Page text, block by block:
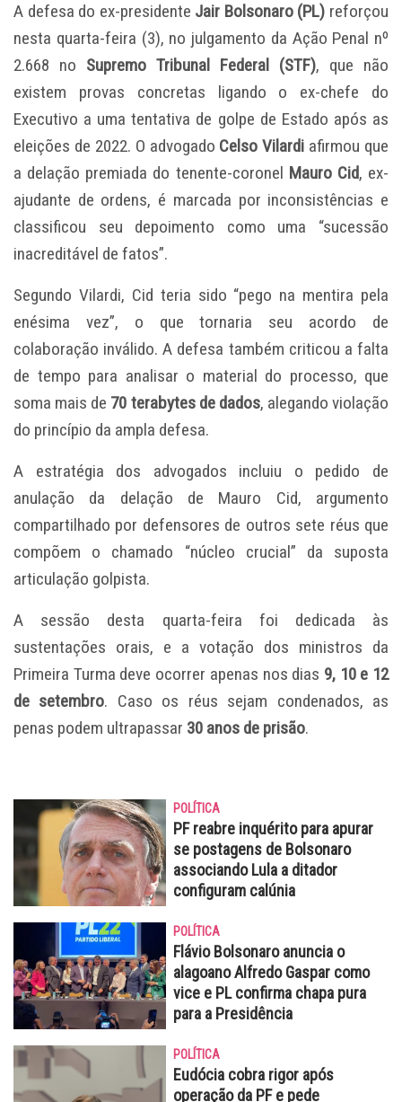
A defesa do ex-presidente Jair Bolsonaro (PL) reforçou
nesta quarta-feira (3), no julgamento da Ação Penal nº
2.668 no Supremo Tribunal Federal (STF), que não
existem provas concretas ligando o ex-chefe do
Executivo a uma tentativa de golpe de Estado após as
eleições de 2022. O advogado Celso Vilardi afirmou que
a delação premiada do tenente-coronel Mauro Cid, ex-
ajudante de ordens, é marcada por inconsistências e
classificou seu depoimento como uma “sucessão
inacreditável de fatos”.
Segundo Vilardi, Cid teria sido “pego na mentira pela
enésima vez”, o que tornaria seu acordo de
colaboração inválido. A defesa também criticou a falta
de tempo para analisar o material do processo, que
soma mais de 70 terabytes de dados, alegando violação
do princípio da ampla defesa.
A estratégia dos advogados incluiu o pedido de
anulação da delação de Mauro Cid, argumento
compartilhado por defensores de outros sete réus que
compõem o chamado “núcleo crucial” da suposta
articulação golpista.
A sessão desta quarta-feira foi dedicada às
sustentações orais, e a votação dos ministros da
Primeira Turma deve ocorrer apenas nos dias 9, 10 e 12
de setembro. Caso os réus sejam condenados, as
penas podem ultrapassar 30 anos de prisão.
POLÍTICA
PF reabre inquérito para apurar
se postagens de Bolsonaro
associando Lula a ditador
configuram calúnia
POLÍTICA
Flávio Bolsonaro anuncia o
alagoano Alfredo Gaspar como
vice e PL confirma chapa pura
para a Presidência
POLÍTICA
Eudócia cobra rigor após
operação da PF e pede